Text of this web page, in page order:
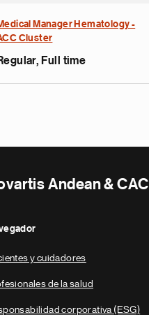
Manager Hematology -
Cluster
Full time
Andean &
y cuidadores
de la salud
corporativa (ESG)